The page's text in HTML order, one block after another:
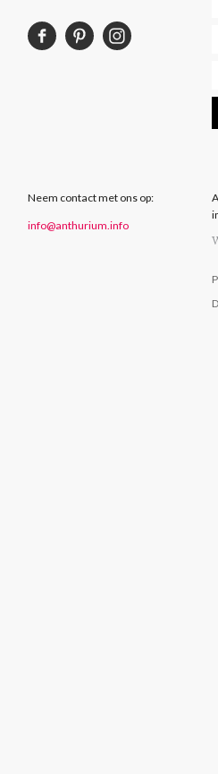
Neem contact met ons op:
info@anthurium.info